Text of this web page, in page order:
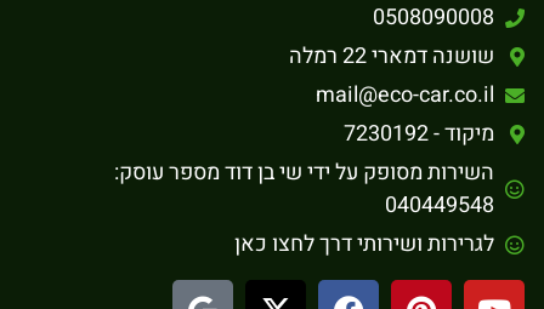
0508090008
שושנה דמארי 22 רמלה
mail@eco-car.co.il
מיקוד - 7230192
השירות מסופק על ידי שי בן דוד מספר עוסק:
040449548
לגרירות ושירותי דרך לחצו כאן